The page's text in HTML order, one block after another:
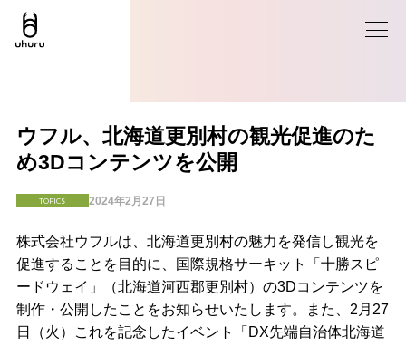
ウフル、北海道更別村の観光促進のた
め3Dコンテンツを公開
TOPICS 2024年2月27日
株式会社ウフルは、北海道更別村の魅力を発信し観光を
促進することを目的に、国際規格サーキット「十勝スピ
ードウェイ」（北海道河西郡更別村）の3Dコンテンツを
制作・公開したことをお知らせいたします。また、2月27
日（火）これを記念したイベント「DX先端自治体北海道